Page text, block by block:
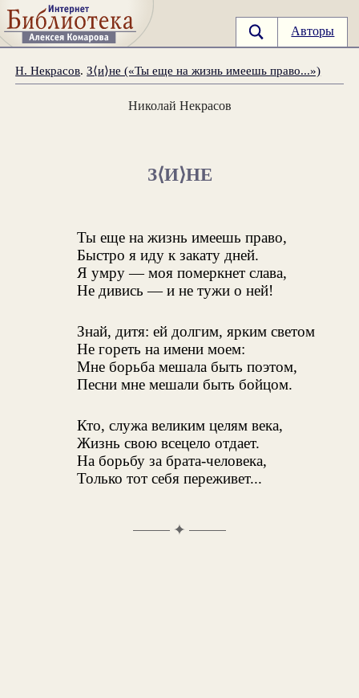
Авторы
Н. Некрасов.З⟨и⟩не («Ты еще на жизнь имеешь право...»)
Николай Некрасов
З⟨И⟩НЕ
Ты еще на жизнь имеешь право,
Быстро я иду к закату дней.
Я умру — моя померкнет слава,
Не дивись — и не тужи о ней!
Знай, дитя: ей долгим, ярким светом
Не гореть на имени моем:
Мне борьба мешала быть поэтом,
Песни мне мешали быть бойцом.
Кто, служа великим целям века,
Жизнь свою всецело отдает.
На борьбу за брата-человека,
Только тот себя переживет...
✦